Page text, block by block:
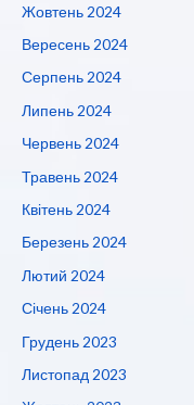
Жовтень 2024
Вересень 2024
Серпень 2024
Липень 2024
Червень 2024
Травень 2024
Квітень 2024
Березень 2024
Лютий 2024
Січень 2024
Грудень 2023
Листопад 2023